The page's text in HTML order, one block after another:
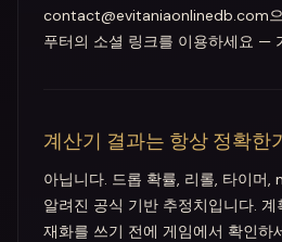
contact@evitaniaonlinedb.com
푸터의 소셜 링크를 이용하세요 —
계산기 결과는 항상 정확한
아닙니다. 드롭 확률, 리롤, 타이머
알려진 공식 기반 추정치입니다.
재화를 쓰기 전에 게임에서 확인하